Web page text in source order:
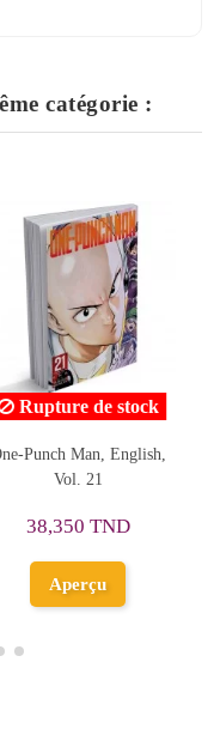
catégorie :
de stock
Fr Tome 59
27,800 TND
Aperçu